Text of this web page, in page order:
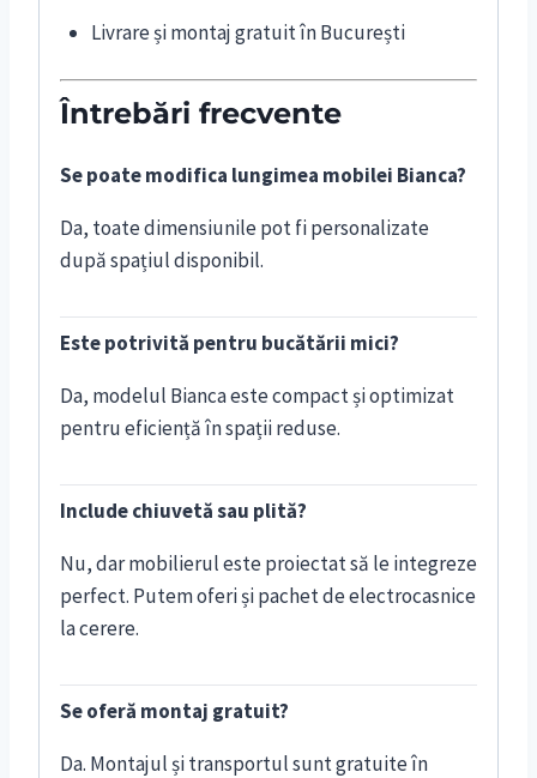
Livrare și montaj gratuit în București
Întrebări frecvente
Se poate modifica lungimea mobilei Bianca?
Da, toate dimensiunile pot fi personalizate
după spațiul disponibil.
Este potrivită pentru bucătării mici?
Da, modelul Bianca este compact și optimizat
pentru eficiență în spații reduse.
Include chiuvetă sau plită?
Nu, dar mobilierul este proiectat să le integreze
perfect. Putem oferi și pachet de electrocasnice
la cerere.
Se oferă montaj gratuit?
Da. Montajul și transportul sunt gratuite în